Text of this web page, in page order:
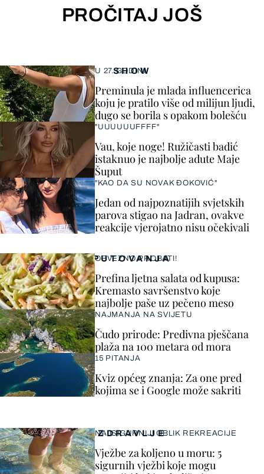
PROČITAJ JOŠ
SHOW
U 27. GODINI
Preminula je mlada influencerica
koju je pratilo više od milijun ljudi,
dugo se borila s opakom bolešću
"UUUUUUFFFF"
Vau, koje noge! Ružičasti badić
istaknuo je najbolje adute Maje
Šuput
"KAO DA SU NOVAK ĐOKOVIĆ"
Jedan od najpoznatijih svjetskih
parova stigao na Jadran, ovakve
reakcije vjerojatno nisu očekivali
ZDRAVLJE
NAJSIGURNIJI OBLIK REKREACIJE
Vježbe za koljeno u moru: 5
sigurnih vježbi koje mogu
PUTOVANJA
OBVEZNO PROBATI!
Prefina ljetna salata od kupusa:
Kremasto savršenstvo koje
najbolje paše uz pečeno meso
NAJMANJA NA SVIJETU
Čudo prirode: Predivna pješčana
plaža na 100 metara od mora
15 PITANJA
Kviz općeg znanja: Za one pred
kojima se i Google može sakriti